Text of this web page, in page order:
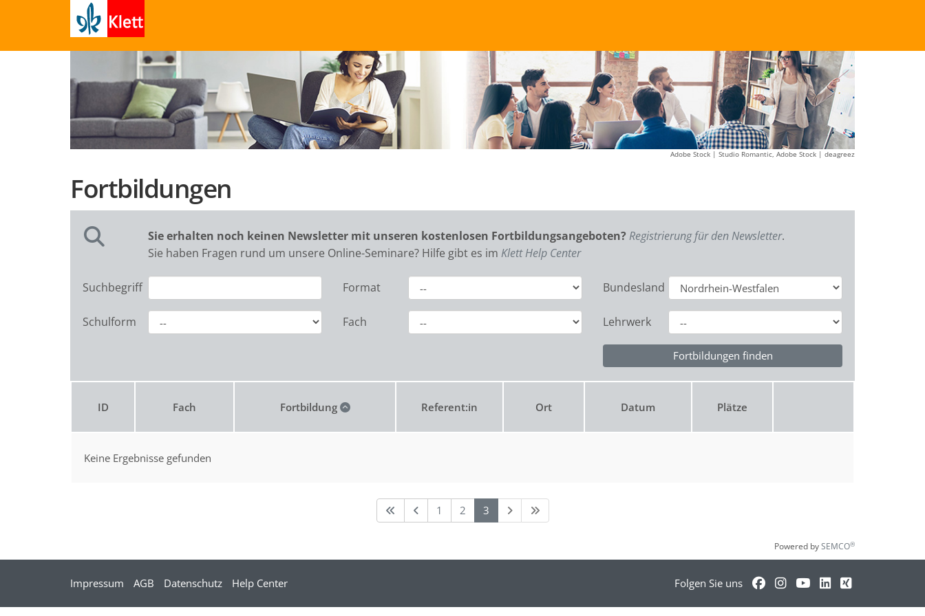
Adobe Stock | Studio Romantic, Adobe Stock | deagreez
Fortbildungen
Sie erhalten noch keinen Newsletter mit unseren kostenlosen Fortbildungsangeboten? Registrierung für den Newsletter.
Sie haben Fragen rund um unsere Online-Seminare? Hilfe gibt es im Klett Help Center
Suchbegriff Format Bundesland
Schulform Fach Lehrwerk
ID Fach Fortbildung Referent:in Ort Datum Plätze
Keine Ergebnisse gefunden
1 2 3
Powered bySEMCO®
Impressum AGB Datenschutz Help Center Folgen Sie uns